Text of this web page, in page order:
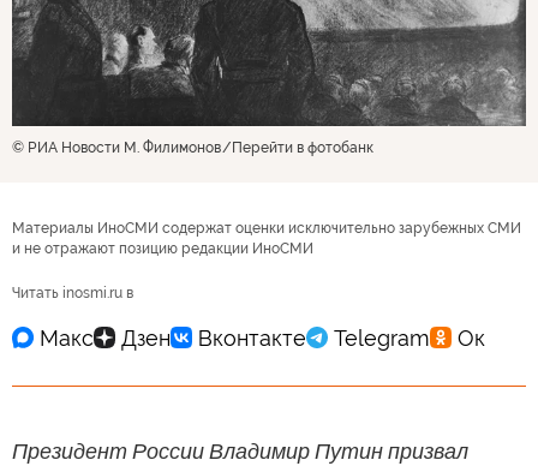
© РИА Новости М. Филимонов Перейти в фотобанк
Материалы ИноСМИ содержат оценки исключительно зарубежных СМИ
и не отражают позицию редакции ИноСМИ
Читать inosmi.ru в
Президент России Владимир Путин призвал